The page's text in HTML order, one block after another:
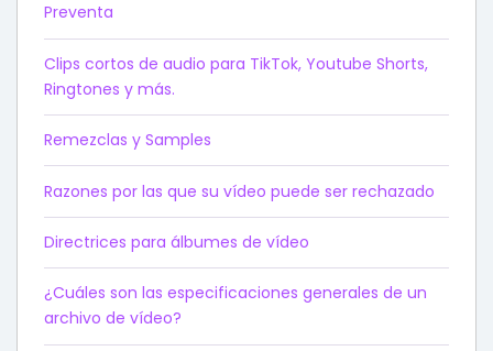
Preventa
Clips cortos de audio para TikTok, Youtube Shorts,
Ringtones y más.
Remezclas y Samples
Razones por las que su vídeo puede ser rechazado
Directrices para álbumes de vídeo
¿Cuáles son las especificaciones generales de un
archivo de vídeo?